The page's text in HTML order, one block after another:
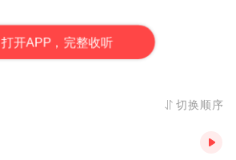
打开APP，完整收听
切换顺序